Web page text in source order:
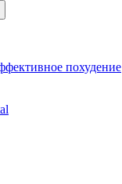
похудение